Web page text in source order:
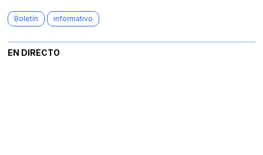
Boletín informativo
EN DIRECTO